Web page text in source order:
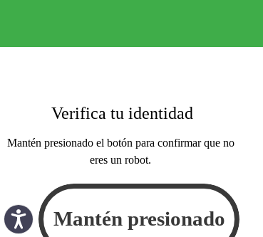
Verifica tu identidad
Mantén presionado el botón para confirmar que no
eres un robot.